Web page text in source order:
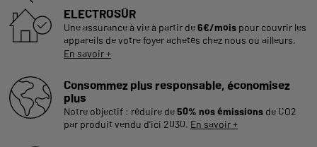
ELECTROSÛR
Une assurance à vie à partir de6€/mois pour couvrir les
appareils de votre foyer achetés chez nous ou ailleurs.
En savoir +
Consommez plus responsable, économisez
plus
Notre objectif : réduire de50% nos émissions de CO2
par produit vendu d'ici 2030. En savoir +